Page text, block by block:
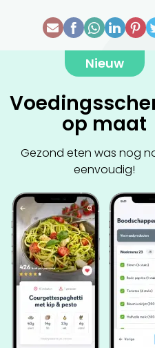
Nieuw
op maat
Gezond eten was nog
eenvoudig!